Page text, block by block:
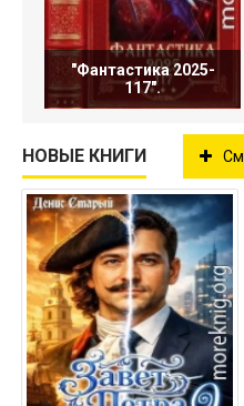
"Фантастика 2025-
117".
НОВЫЕ КНИГИ